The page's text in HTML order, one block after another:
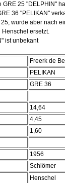
GRE 25 "DELPHIN"
36 "PELIKAN"
wurde aber nach
ersetzt.
ist unbekant
Freerk de
PELIKAN
GRE 36
14,64
4,45
1,60
1956
Schlömer
Henschel